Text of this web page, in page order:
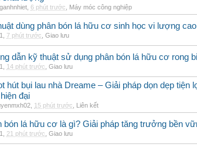
6 phút trước Máy móc công nghiệp
dùng phân bón lá hữu cơ sinh học vi lượng cao
7 phút trước Giao lưu
dẫn kỹ thuật sử dụng phân bón lá hữu cơ rong
14 phút trước Giao lưu
hút bụi lau nhà Dreame – Giải pháp dọn dẹp tiện
đại
15 phút trước Liên kết
bón lá hữu cơ là gì? Giải pháp tăng trưởng bền
21 phút trước Giao lưu